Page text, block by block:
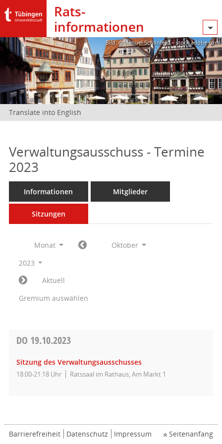
Rats­
informationen
Bild: @Manuel Schönfeld – stock.adobe.com
Translate into English
Verwaltungsausschuss - Termine
2023
Informationen Mitglieder
Sitzungen
Monat
Oktober
2023
Aktuell
Gremium auswählen
DO 19.10.2023
Sitzung des Verwaltungsausschusses
18:00-21:18 Uhr Ratssaal im Rathaus, Am Markt 1
Barrierefreiheit Datenschutz Impressum Seitenanfang